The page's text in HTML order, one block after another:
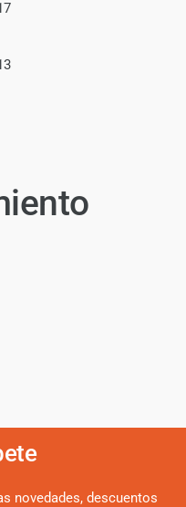
novedades, descuentos